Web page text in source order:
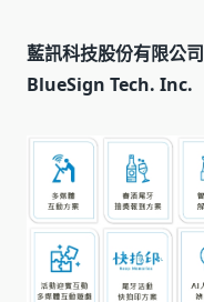
藍訊科技股份有限公司
BlueSign Tech. Inc.